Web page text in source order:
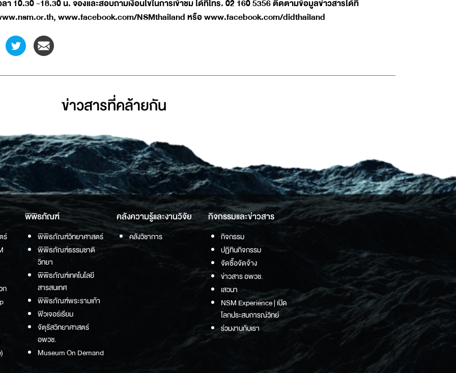
ลา 10.30 -18.30 น. จองและสอบถามเงื่อนไขในการเข้าชม ได้ที่โทร. 02 160 5356 ติดตามข้อมูลข่าวสารได้ที่
www.facebook.com/NSMthailand หรือ www.facebook.com/didthailand
ข่าวสารที่่คล้ายกัน
ร์
ก
พิพิธภัณฑ์
พิพิธภัณฑ์วิทยาศาสตร์
พิพิธภัณฑ์ธรรมชาติ
วิทยา
พิพิธภัณฑ์เทคโนโลยี
สารสนเทศ
พิพิธภัณฑ์พระรามเก้า
ฟิวเจอร์เรียม
จัตุรัสวิทยาศาสตร์
อพวช.
Museum On Demand
คลังความรู้และงานวิจัย
คลังวิชาการ
กิจกรรมและข่าวสาร
กิจกรรม
ปฏิทินกิจกรรม
จัดซื้อจัดจ้าง
ข่าวสาร อพวช.
เสวนา
NSM Experience | เปิด
โลกประสบการณ์วิทย์
ร่วมงานกับเรา